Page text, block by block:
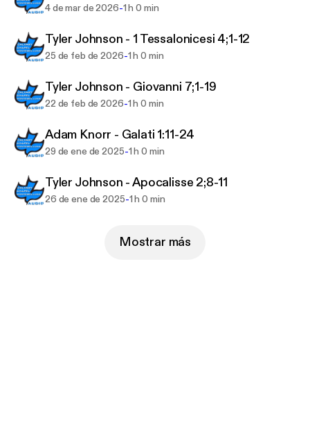
4 de mar de 2026-1 h 0 min
Tyler Johnson - 1 Tessalonicesi 4;1-12
25 de feb de 2026-1 h 0 min
Tyler Johnson - Giovanni 7;1-19
22 de feb de 2026-1 h 0 min
Adam Knorr - Galati 1:11-24
29 de ene de 2025-1 h 0 min
Tyler Johnson - Apocalisse 2;8-11
26 de ene de 2025-1 h 0 min
Mostrar más